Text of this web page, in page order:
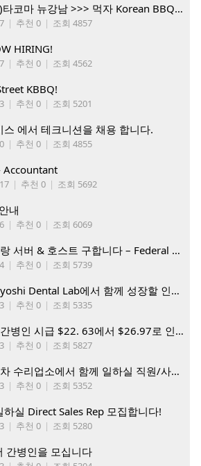
새롭게 오픈하는 (구)타코마 뉴강남 >>> 먹자 Korean BBQ 구인중
| 추천 0 | 조회 4857
HIRING!
| 추천 0 | 조회 4562
KBBQ!
| 추천 0 | 조회 5201
스 에서 테크니션을 채용 합니다.
| 추천 0 | 조회 4855
Accountant
| 추천 0 | 조회 5692
내
| 추천 0 | 조회 6069
Korean BBQ 레스토랑 서버 & 호스트 구합니다 – Federal Way & Tacoma $45-$60/hr (server), $21-23/hr (Host)
| 추천 0 | 조회 5739
(Renton 이전) Motoyoshi Dental Lab에서 함께 성장할 인재를 모십니다.
| 추천 0 | 조회 5335
대한부인회 2026년 간병인 시급 $22. 63에서 $26.97로 인상. 지금 간병인들을 모집합니다
| 추천 0 | 조회 5827
KENT에 위치한 자동차 수리업소에서 함께 일하실 직원/사무직원 구합니다.
| 추천 0 | 조회 5352
실 Direct Sales Rep 모집합니다!
| 추천 0 | 조회 5280
간병인을 모십니다